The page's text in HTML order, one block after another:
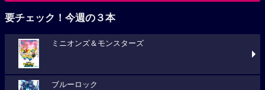
要チェック！今週の３本
ミニオンズ＆モンスターズ
ブルーロック